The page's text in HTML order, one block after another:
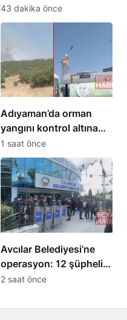
operasyonu: 24
tutuklama
43 dakika önce
Adıyaman’da orman
yangını kontrol altına
alındı
1 saat önce
Avcılar Belediyesi’ne
operasyon: 12 şüpheli
tutuklama talebiyle sevk
2 saat önce